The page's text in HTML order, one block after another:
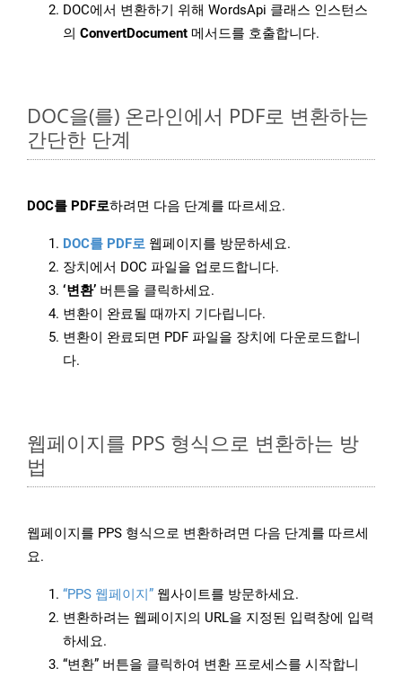
DOC에서 변환하기 위해 WordsApi 클래스 인스턴스
의 ConvertDocument 메서드를 호출합니다.
DOC을(를) 온라인에서 PDF로 변환하는
간단한 단계
DOC를 PDF로하려면 다음 단계를 따르세요.
DOC를 PDF로 웹페이지를 방문하세요.
장치에서 DOC 파일을 업로드합니다.
‘변환’ 버튼을 클릭하세요.
변환이 완료될 때까지 기다립니다.
변환이 완료되면 PDF 파일을 장치에 다운로드합니
다.
웹페이지를 PPS 형식으로 변환하는 방
법
웹페이지를 PPS 형식으로 변환하려면 다음 단계를 따르세
요.
“PPS 웹페이지” 웹사이트를 방문하세요.
변환하려는 웹페이지의 URL을 지정된 입력창에 입력
하세요.
“변환” 버튼을 클릭하여 변환 프로세스를 시작합니